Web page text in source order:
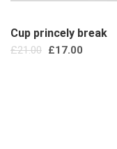
Cup princely break
£21.00 £17.00